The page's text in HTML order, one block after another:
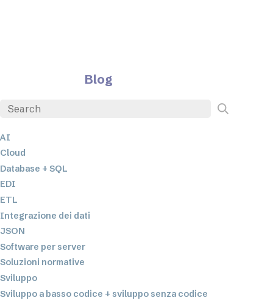
Blog
AI
Cloud
Database + SQL
EDI
ETL
Integrazione dei dati
JSON
Software per server
Soluzioni normative
Sviluppo
Sviluppo a basso codice + sviluppo senza codice